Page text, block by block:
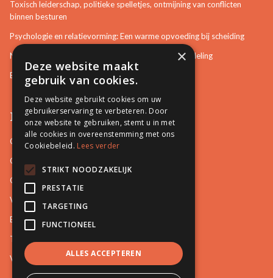
Toxisch leiderschap, politieke spelletjes, ontmijning van conflicten
binnen besturen
Psychologie en relatievorming: Een warme opvoeding bij scheiding
Neurotisch of afwijkend gedrag herkennen in bemiddeling
Bemiddeling in bouwzaken
Pro Mediation
Contact
Over ons
Onze docenten
Video's
Blog
Tips
Vacatures
×
Deze website maakt
gebruik van cookies.
Deze website gebruikt cookies om uw
gebruikerservaring te verbeteren. Door
onze website te gebruiken, stemt u in met
alle cookies in overeenstemming met ons
Cookiebeleid. Lees verder
STRIKT NOODZAKELIJK
PRESTATIE
TARGETING
FUNCTIONEEL
ALLES ACCEPTEREN